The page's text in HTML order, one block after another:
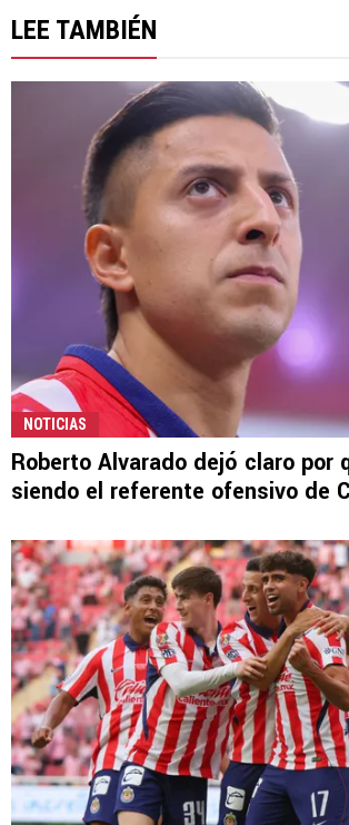
LEE TAMBIÉN
NOTICIAS
Roberto Alvarado dejó claro por
siendo el referente ofensivo de